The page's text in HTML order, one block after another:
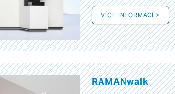
VÍCE INFORMACÍ >
RAMANwalk